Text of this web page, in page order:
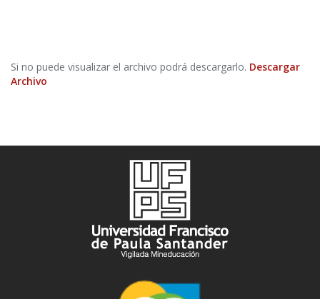
Si no puede visualizar el archivo podrá descargarlo. Descargar
Archivo